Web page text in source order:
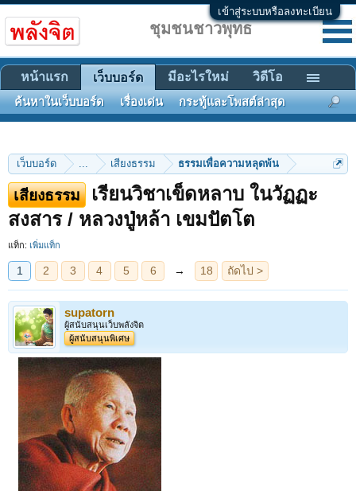
เข้าสู่ระบบหรือลงทะเบียน
เว็บบอร์ด ... เสียงธรรม ธรรมเพื่อความหลุดพ้น
เสียงธรรม
เรียนวิชาเข็ดหลาบ ในวัฏฏะ
สงสาร / หลวงปู่หล้า เขมปัตโต
แท็ก: เพิ่มแท็ก
1 2 3 4 6 → 18 ถัดไป >
supatorn
ผู้สนับสนุนเว็บพลังจิต
ผู้สนับสนุนพิเศษ
ชุมชนชาวพุทธ
หน้าแรก เว็บบอร์ด
ค้นหาในเว็บบอร์ด เรื่องเด่น กระทู้และโพสต์ล่าสุด
มีอะไรใหม่ วิดีโอ